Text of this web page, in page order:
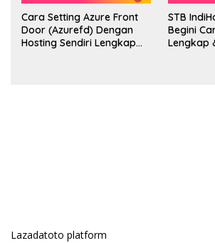
Cara Setting Azure Front
Door (Azurefd) Dengan
Hosting Sendiri Lengkap
STB
Begini
Lengkap
Lazadatoto platform